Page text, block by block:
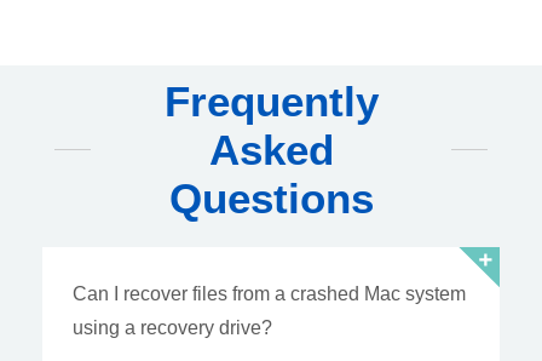
Frequently
Asked
Questions
Can I recover files from a crashed Mac system
using a recovery drive?